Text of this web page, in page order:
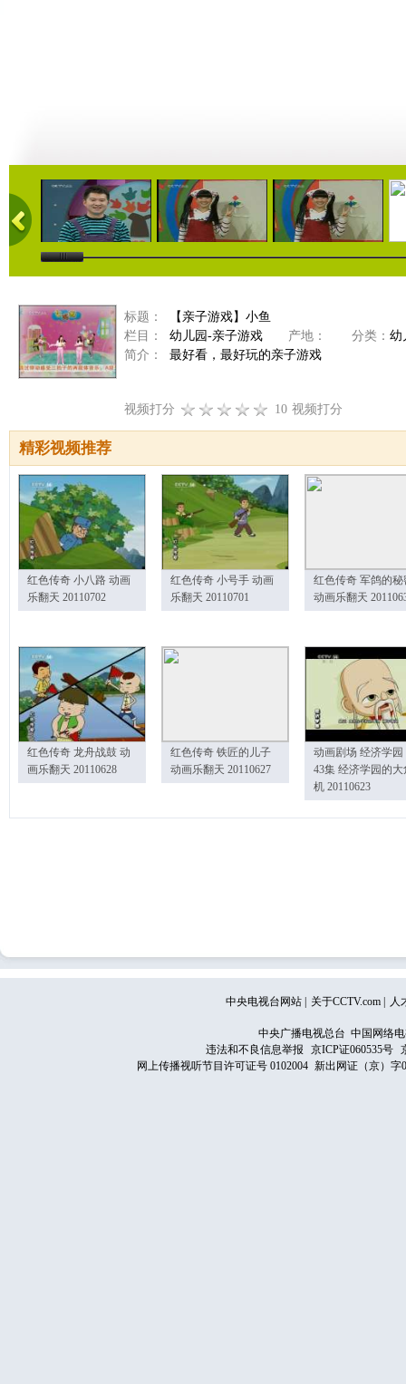
05:37 10:16 04:22
标题：
【亲子游戏】小鱼
栏目：
幼儿园-亲子游戏 产地： 分类： 幼
简介：
最好看，最好玩的亲子游戏
视频打分 10 视频打分
精彩视频推荐
红色传奇 小八路 动画
乐翻天 20110702
红色传奇 小号手 动画
乐翻天 20110701
红色传奇 军鸽的秘
动画乐翻天
红色传奇 龙舟战鼓 动
画乐翻天 20110628
红色传奇 铁匠的儿子
动画乐翻天 20110627
动画剧场 经济学园
43集 经济学园的大
机 20110623
中央电视台网站 关于CCTV.com 人
中央广播电视总台 中国网络
违法和不良信息举报
京ICP证060535号
网上传播视听节目许可证号 0102004 新出网证（京）